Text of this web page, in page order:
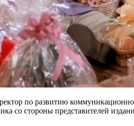
по развитию
со стороны представителей